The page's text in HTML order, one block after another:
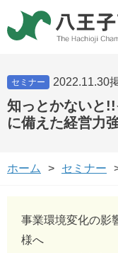
セミナー 2022.11.30
知っとかないと!!
に備えた経営力
ホーム セミナー
事業環境変化の影
様へ